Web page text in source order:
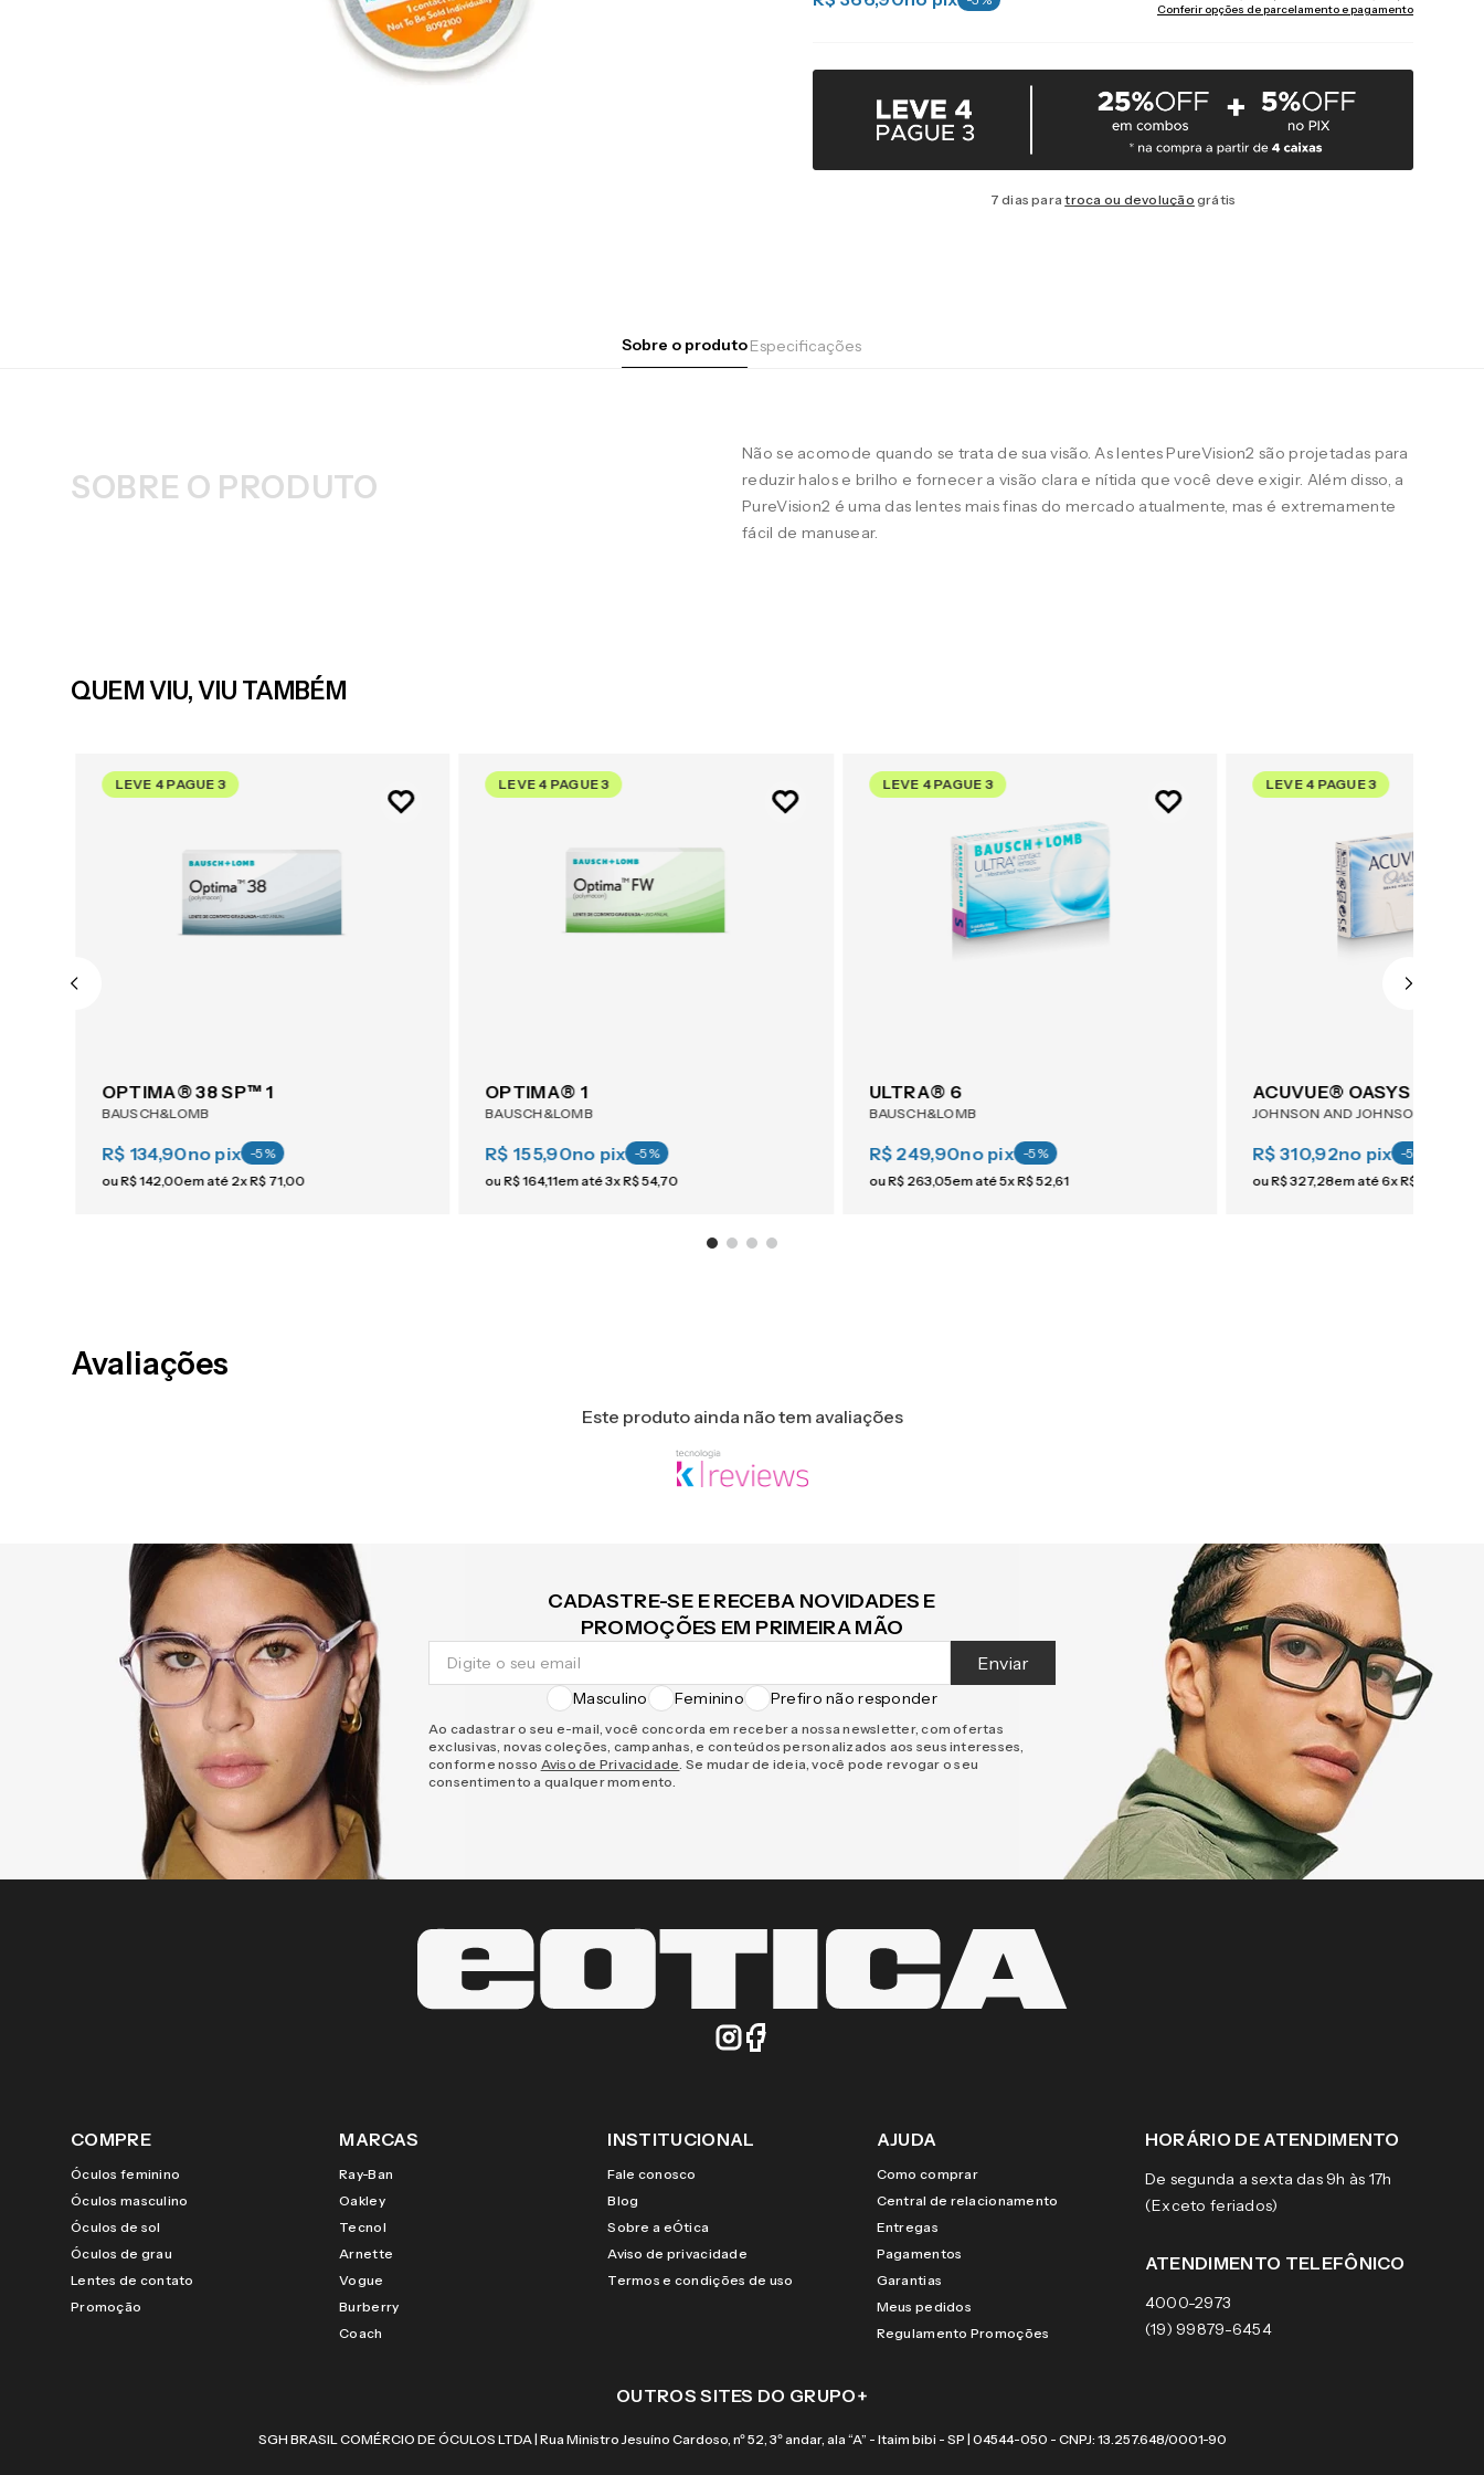
Conferir opções de parcelamento e pagamento
7 dias paratroca ou devolução grátis
Sobre o produtoEspecificações
SOBRE O PRODUTO
Não se acomode quando se trata de sua visão. As lentes PureVision2 são projetadas para
reduzir halos e brilho e fornecer a visão clara e nítida que você deve exigir. Além disso, a
PureVision2 é uma das lentes mais finas do mercado atualmente, mas é extremamente
fácil de manusear.
QUEM VIU, VIU TAMBÉM
LEVE 4 PAGUE 3
OPTIMA® 38 SP™ 1
BAUSCH&LOMB
R$ 134,90no pix -5%
ouR$142,00em até 2xR$ 71,00
LEVE 4 PAGUE 3
OPTIMA® 1
BAUSCH&LOMB
R$ 155,90no pix -5%
ouR$164,11em até3xR$54,70
LEVE 4 PAGUE 3
ULTRA® 6
BAUSCH&LOMB
R$ 249,90no pix -5%
ouR$ 263,05em até5xR$52,61
LEVE 4 PAGUE 3
ACUVUE® OASYS
JOHNSON AND JOHNSON
R$ 310,92no pix -5
ouR$327,28em até6xR$
Avaliações
Este produto ainda não tem avaliações
CADASTRE-SE E RECEBA NOVIDADES E
PROMOÇÕES EM PRIMEIRA MÃO
Enviar
Masculino Feminino Prefiro não responder
Ao cadastrar o seu e-mail, você concorda em receber a nossa newsletter, com ofertas
exclusivas, novas coleções, campanhas, e conteúdos personalizados aos seus interesses,
conforme nosso Aviso de Privacidade. Se mudar de ideia, você pode revogar o seu
consentimento a qualquer momento.
COMPRE
Óculos feminino
Óculos masculino
Óculos de sol
Óculos de grau
Lentes de contato
Promoção
MARCAS
Ray-Ban
Oakley
Tecnol
Arnette
Vogue
Burberry
Coach
INSTITUCIONAL
Fale conosco
Blog
Sobre a eÓtica
Aviso de privacidade
Termos e condições de uso
AJUDA
Como comprar
Central de relacionamento
Entregas
Pagamentos
Garantias
Meus pedidos
Regulamento Promoções
HORÁRIO DE ATENDIMENTO
De segunda a sexta das 9h às 17h
(Exceto feriados)
ATENDIMENTO TELEFÔNICO
4000-2973
(19) 99879-6454
OUTROS SITES DO GRUPO+
SGH BRASIL COMÉRCIO DE ÓCULOS LTDA | Rua Ministro Jesuíno Cardoso, nº 52, 3º andar, ala “A” - Itaim bibi - SP | 04544-050 - CNPJ: 13.257.648/0001-90